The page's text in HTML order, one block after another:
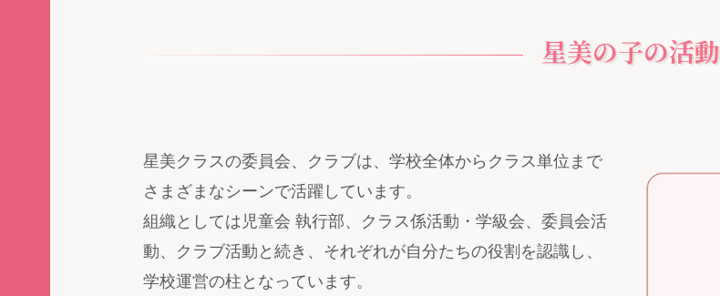
星美の子の活動
星美クラスの委員会、クラブは、学校全体からクラス単位まで
さまざまなシーンで活躍しています。
組織としては児童会 執行部、クラス係活動・学級会、委員会活
動、クラブ活動と続き、それぞれが自分たちの役割を認識し、
学校運営の柱となっています。